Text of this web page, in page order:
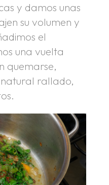
y damos unas
su volumen y
el
una vuelta
quemarse,
rallado,